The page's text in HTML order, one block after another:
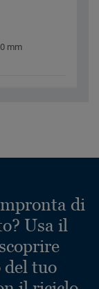
mm
di
Usa il
tuo